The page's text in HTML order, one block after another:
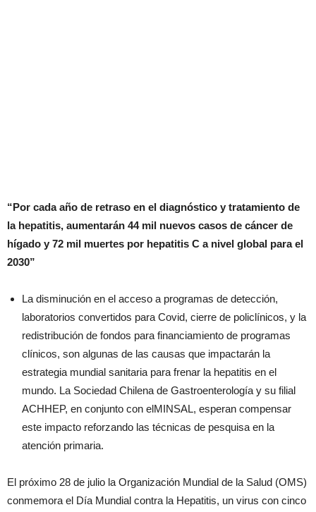
“Por cada año de retraso en el diagnóstico y tratamiento de
la hepatitis, aumentarán 44 mil nuevos casos de cáncer de
hígado y 72 mil muertes por hepatitis C a nivel global para el
2030”
La disminución en el acceso a programas de detección,
laboratorios convertidos para Covid, cierre de policlínicos, y la
redistribución de fondos para financiamiento de programas
clínicos, son algunas de las causas que impactarán la
estrategia mundial sanitaria para frenar la hepatitis en el
mundo. La Sociedad Chilena de Gastroenterología y su filial
ACHHEP, en conjunto con elMINSAL, esperan compensar
este impacto reforzando las técnicas de pesquisa en la
atención primaria.
El próximo 28 de julio la Organización Mundial de la Salud (OMS)
conmemora el Día Mundial contra la Hepatitis, un virus con cinco